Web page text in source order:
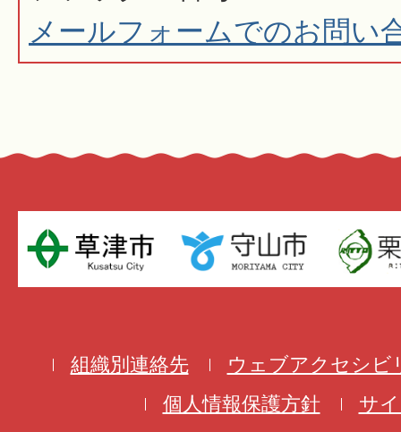
メールフォームでのお問い
組織別連絡先
ウェブアクセシビ
個人情報保護方針
サ